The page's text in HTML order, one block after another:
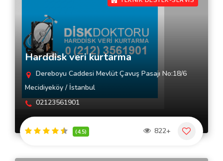
Harddisk veri kurtarma
Dereboyu Caddesi Mevlüt Çavuş Pasajı No:18/6
Mecidiyeköy / İstanbul
02123561901
(4.5) 822+